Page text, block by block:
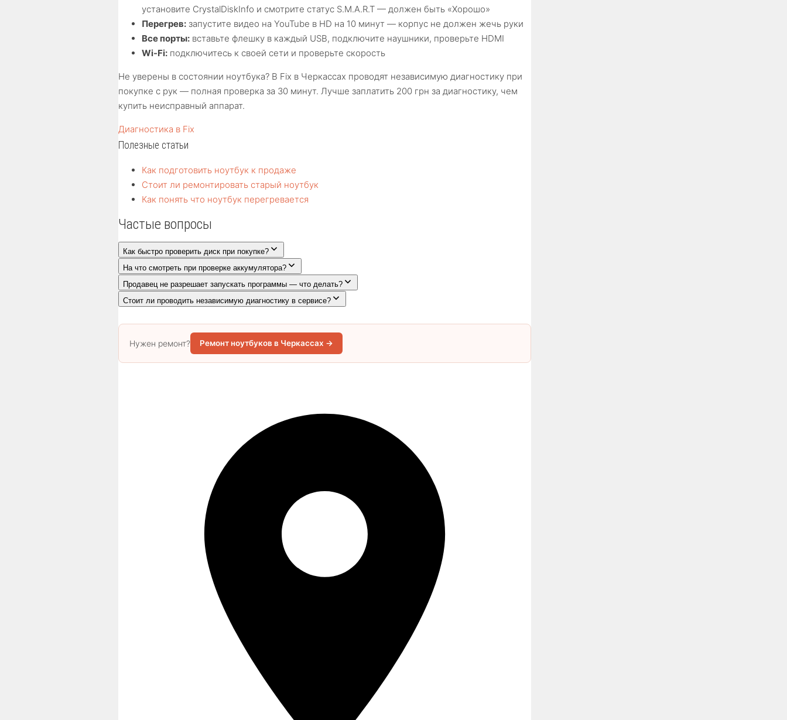
установите CrystalDiskInfo и смотрите статус S.M.A.R.T — должен быть «Хорошо»
Перегрев: запустите видео на YouTube в HD на 10 минут — корпус не должен жечь руки
Все порты: вставьте флешку в каждый USB, подключите наушники, проверьте HDMI
Wi-Fi: подключитесь к своей сети и проверьте скорость
Не уверены в состоянии ноутбука? В Fix в Черкассах проводят независимую диагностику при
покупке с рук — полная проверка за 30 минут. Лучше заплатить 200 грн за диагностику, чем
купить неисправный аппарат.
Диагностика в Fix
Полезные статьи
Как подготовить ноутбук к продаже
Стоит ли ремонтировать старый ноутбук
Как понять что ноутбук перегревается
Частые вопросы
Как быстро проверить диск при покупке?
На что смотреть при проверке аккумулятора?
Продавец не разрешает запускать программы — что делать?
Стоит ли проводить независимую диагностику в сервисе?
Нужен ремонт? Ремонт ноутбуков в Черкассах →